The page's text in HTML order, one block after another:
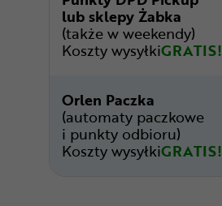
lub sklepy Żabka
(także w weekendy)
Koszty wysyłkiGRATIS!
Orlen Paczka
(automaty paczkowe
i punkty odbioru)
Koszty wysyłkiGRATIS!